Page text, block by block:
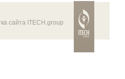
сайта ITECH.group